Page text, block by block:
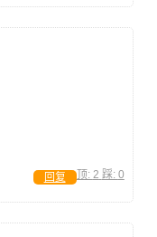
顶: 2 踩: 0
回复